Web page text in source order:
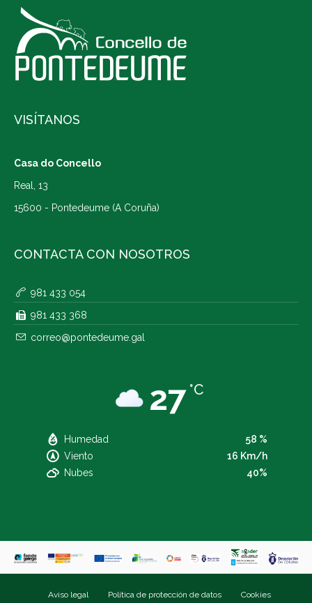
VISÍTANOS
Casa do Concello
Real, 13
15600 - Pontedeume (A Coruña)
CONTACTA CON NOSOTROS
981 433 054
981 433 368
correo@pontedeume.gal
27 °C
Humedad
58 %
Viento
16 Km/h
Nubes
40%
Aviso legal Política de protección de datos Cookies